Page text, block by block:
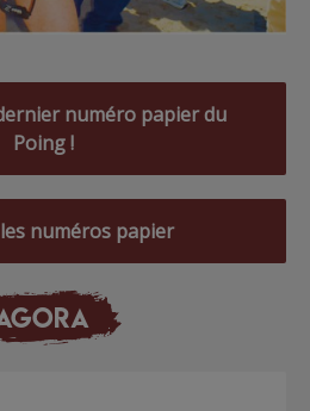
numéro papier du
Poing !
numéros papier